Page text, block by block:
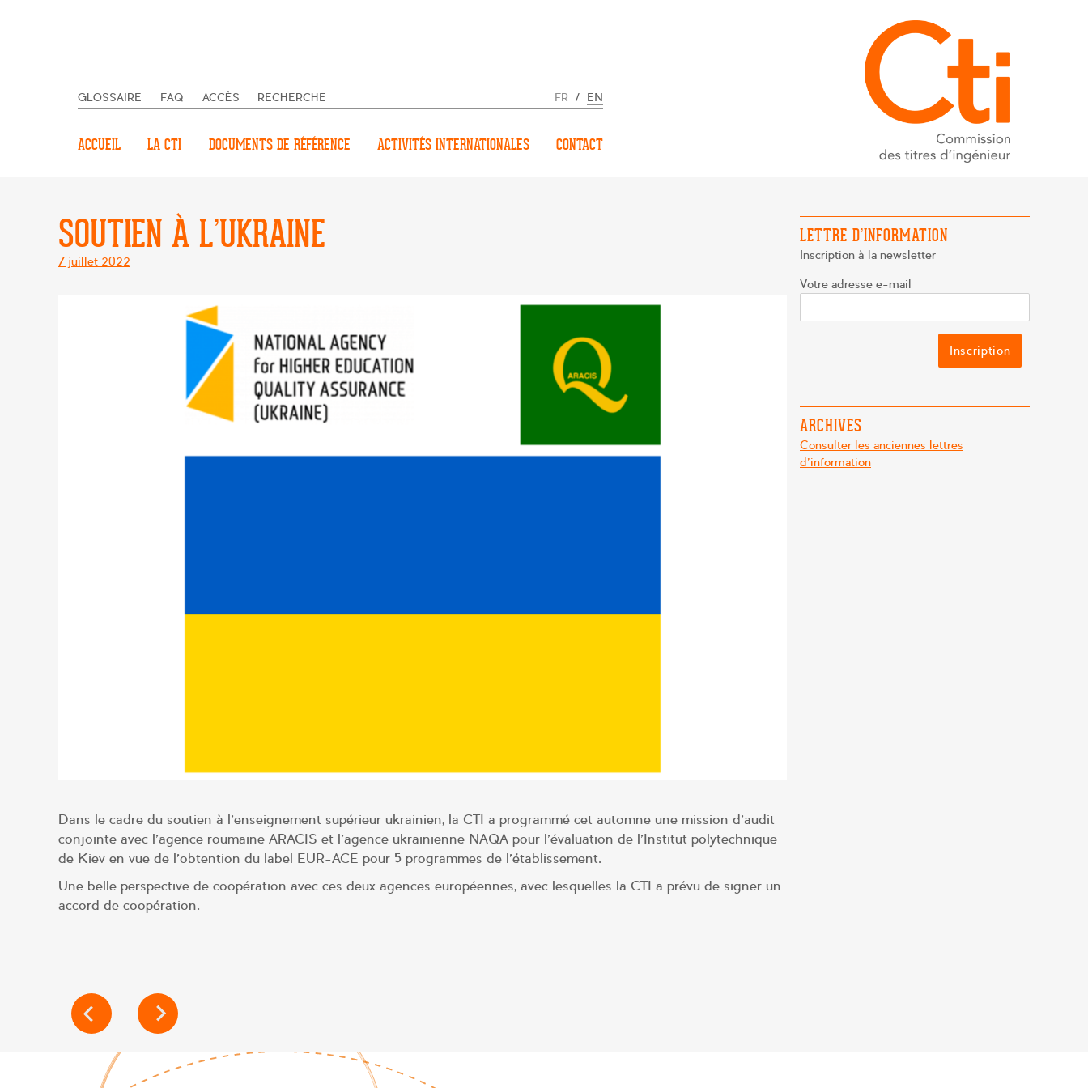
GLOSSAIRE FAQ ACCÈS RECHERCHE FR / EN
ACCUEIL LA CTI DOCUMENTS DE RÉFÉRENCE ACTIVITÉS INTERNATIONALES CONTACT
SOUTIEN À L’UKRAINE
Posté
7 juillet 2022
Dans le cadre du soutien à l’enseignement supérieur ukrainien, la CTI a programmé cet automne une mission d’audit
conjointe avec l’agence roumaine ARACIS et l’agence ukrainienne NAQA pour l’évaluation de l’Institut polytechnique
de Kiev en vue de l’obtention du label EUR-ACE pour 5 programmes de l’établissement.
Une belle perspective de coopération avec ces deux agences européennes, avec lesquelles la CTI a prévu de signer un
accord de coopération.
NAVIGATION
DE
L’ARTICLE
LETTRE D’INFORMATION
Inscription à la newsletter
Votre adresse e-mail
ARCHIVES
Consulter les anciennes lettres
d'information